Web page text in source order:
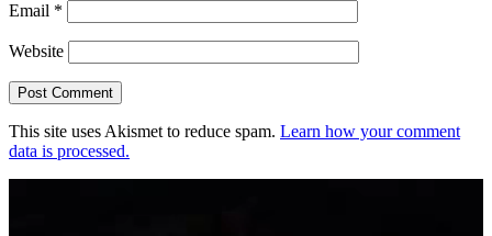
Email *
Website
This site uses Akismet to reduce spam. Learn how your comment
data is processed.